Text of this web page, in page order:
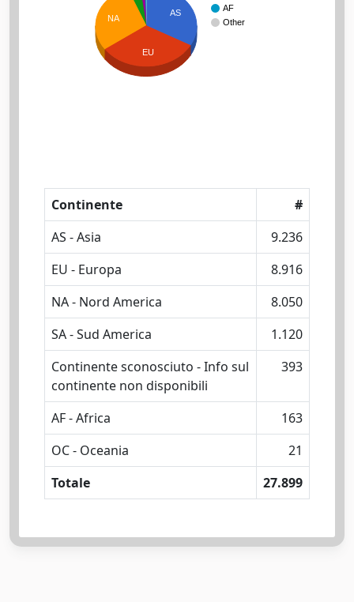
AF
Other
AS
NA
EU
Continente
#
AS - Asia
9.236
EU - Europa
8.916
NA - Nord America
8.050
SA - Sud America
1.120
Continente sconosciuto - Info sul
continente non disponibili
393
AF - Africa
163
OC - Oceania
21
Totale
27.899